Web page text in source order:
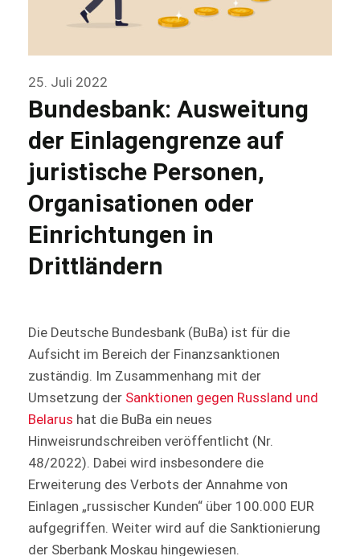
25. Juli 2022
Bundesbank: Ausweitung
der Einlagengrenze auf
juristische Personen,
Organisationen oder
Einrichtungen in
Drittländern
Die Deutsche Bundesbank (BuBa) ist für die
Aufsicht im Bereich der Finanzsanktionen
zuständig. Im Zusammenhang mit der
Umsetzung der Sanktionen gegen Russland und
Belarus hat die BuBa ein neues
Hinweisrundschreiben veröffentlicht (Nr.
48/2022). Dabei wird insbesondere die
Erweiterung des Verbots der Annahme von
Einlagen „russischer Kunden“ über 100.000 EUR
aufgegriffen. Weiter wird auf die Sanktionierung
der Sberbank Moskau hingewiesen.